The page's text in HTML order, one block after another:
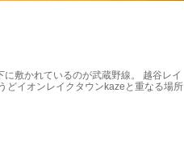
敷かれているのが武蔵野線。 越谷レイ
どイオンレイクタウンkazeと重なる場所